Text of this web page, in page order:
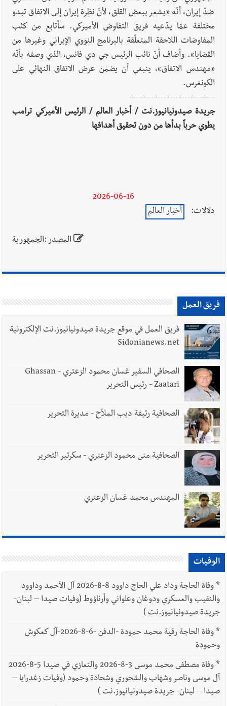
ضدّ إيران، أنّه «يشعر ببعض القلق، لأنّ نظرة إيران إلى الاتفاق تبدو
مختلفة عمّا يدّعيه فريق التفاوض الأميركي. سأتابع من كثب
المفاوضات اللاحقة المتعلّقة بالبرنامج النووي الإيراني وغيرها من
القضايا». وأضاف أنّ نائب الرئيس جي دي فانس، الذي وصفه بأنّه
«مهندس الاتفاق»، ينبغي أن يضمن عرض الاتفاق النهائي على
الكونغرس.
----------------------------
جريدة صيدونيانيوز.نت / أخبار العالم / الرئيس الأميركي ترامب
يطوي حرباً بدأها من دون تحقيق أهدافها
2026-06-16
دلالات:
أخبار العالم
المصدر :الجمهورية
فريق العمل
فريق العمل في موقع جريدة صيدونيانيوز.نت الإلكترونية
Sidonianews.net
الصحافي السفير غسان محمود الزعتري - Ghassan
Zaatari - رئيس التحرير
الصحافية رئيفة ديب الملاّح - مديرة التحرير
الصحافية منى محمود الزعتري - سكرتير التحرير
المهندس محمد غسان الزعتري
الوفيات
*
وفاة الحاجة وداد علي الحاج داوود 8-8-2026 آل الأحمد وداوود
والنقيب والعسكري ودوغان وعلواني وأرناؤوط (وفيات صيدا – لبنان-
جريدة صيدونيانيوز.نت )
*
وفاة الحاجة رقية محمد حمودة -الدفن -6-8-2026-آل كعكوش
وحمودة
*
وفاة مصطفى محمد موسى 3-8-2026 والتعازي في صيدا 5-8-2026
آل موسى وناصر وشهاب والشحوري وشحادة وحمود (وفيات زغدرايا –
صيدا – لبنان- جريدة صيدونيانيوز.نت )